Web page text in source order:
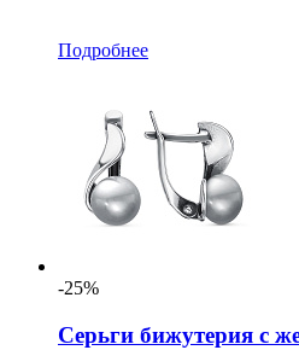
Подробнее
-25%
Серьги бижутерия с